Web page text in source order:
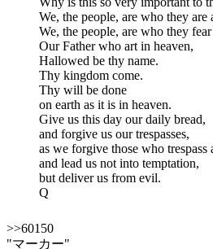
We, the people, are who they are
We, the people, are who they
Our Father who art in heaven,
Hallowed be thy name.
Thy kingdom come.
Thy will be done
on earth as it is in heaven.
Give us this day our daily bread,
and forgive us our trespasses,
as we forgive those who trespass
and lead us not into temptation,
but deliver us from evil.
Q
>>60150
"マーカー"